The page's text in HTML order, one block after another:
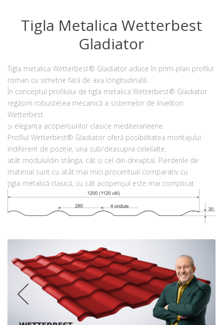
Tigla Metalica Wetterbest
Gladiator
Tigla metalica Wetterbest® Gladiator aduce în prim-plan profilul
roman cu simetrie față de axa longitudinală.
În conceptul profilului de tigla metalica Wetterbest® Gladiator
regăsim robustețea mecanică a sistemelor de învelitori
Wetterbest
și eleganța acoperișurilor clasice mediteraneene.
Profilul Wetterbest® Gladiator oferă posibilitatea montajului
indiferent de poziție, una sub/deasupra celeilalte,
atât modululdin stânga, cât și cel din dreapta). Pierderile de
material sunt cu atât mai mici procentual comparativ cu
ţigla metalică clasică, cu cât acoperişul este mai complicat.